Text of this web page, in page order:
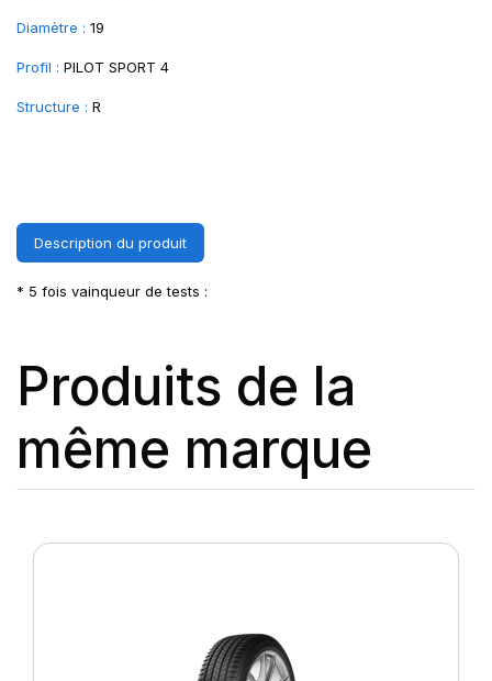
Diamètre : 19
Profil : PILOT SPORT 4
Structure : R
Description du produit
* 5 fois vainqueur de tests :
Produits de la
même marque